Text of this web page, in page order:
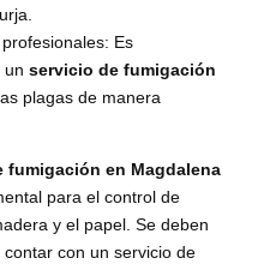
Es
un servicio de fumigación
plagas de manera
fumigación en Magdalena
para el control de
y el papel. Se deben
con un servicio de